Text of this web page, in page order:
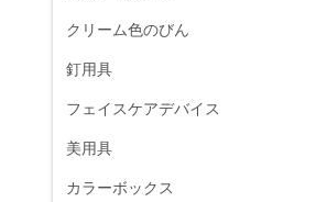
クリーム色のびん
釘用具
フェイスケアデバイス
美用具
カラーボックス